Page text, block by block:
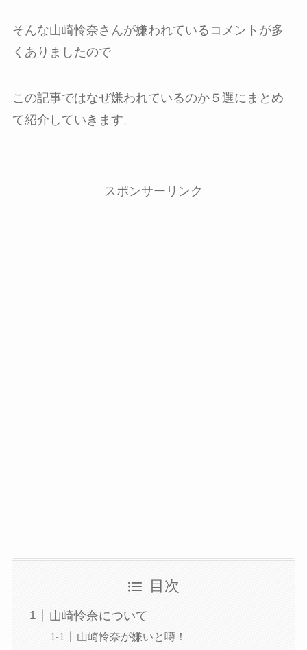
そんな山崎怜奈さんが嫌われているコメントが多
くありましたので
この記事ではなぜ嫌われているのか５選にまとめ
て紹介していきます。
スポンサーリンク
目次
山崎怜奈について
山崎怜奈が嫌いと噂！